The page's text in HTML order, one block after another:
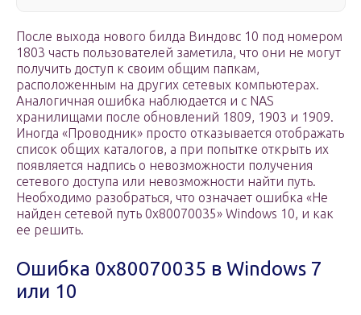
После выхода нового билда Виндовс 10 под номером
1803 часть пользователей заметила, что они не могут
получить доступ к своим общим папкам,
расположенным на других сетевых компьютерах.
Аналогичная ошибка наблюдается и с NAS
хранилищами после обновлений 1809, 1903 и 1909.
Иногда «Проводник» просто отказывается отображать
список общих каталогов, а при попытке открыть их
появляется надпись о невозможности получения
сетевого доступа или невозможности найти путь.
Необходимо разобраться, что означает ошибка «Не
найден сетевой путь 0x80070035» Windows 10, и как
ее решить.
Ошибка 0x80070035 в Windows 7
или 10